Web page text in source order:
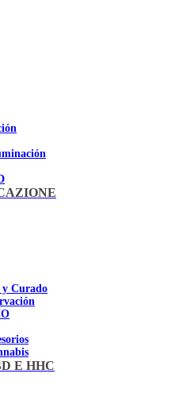
y Curado
E HHC